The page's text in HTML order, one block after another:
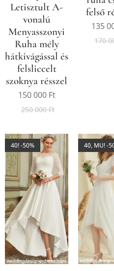
Letisztult A-
vonalú
Menyasszonyi
Ruha mély
hátkivágással és
felsliccelt
szoknya résszel
150 000Ft
250 000Ft
felső
135
170
40! -50% 40, MU! -